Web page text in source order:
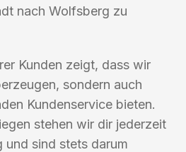
nach Wolfsberg zu
Kunden zeigt, dass wir
sondern auch
Kundenservice bieten.
stehen wir dir jederzeit
und sind stets darum